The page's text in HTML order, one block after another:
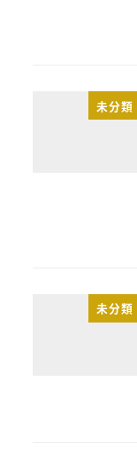
未分類
未分類